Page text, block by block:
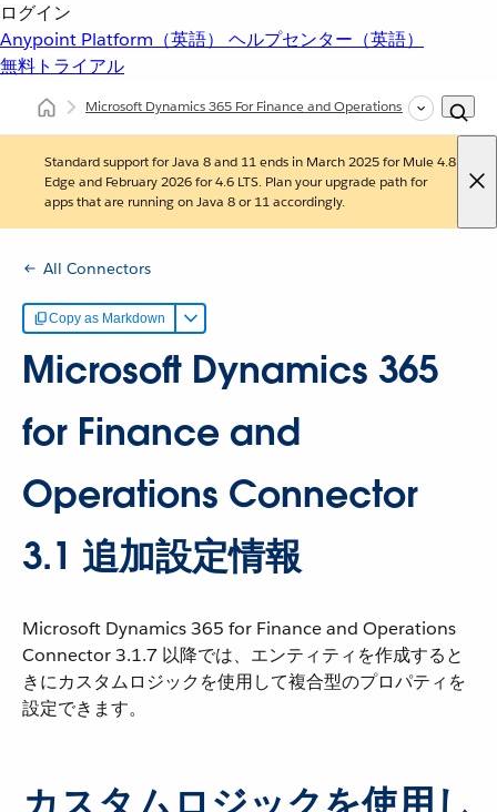
ログイン
Anypoint Platform（英語） ヘルプセンター（英語）
無料トライアル
Microsoft Dynamics 365 For Finance and Operations Connector
Standard support for Java 8 and 11 ends in March 2025 for Mule 4.8
Edge and February 2026 for 4.6 LTS. Plan your upgrade path for
apps that are running on Java 8 or 11 accordingly.
All Connectors
Copy as Markdown
Microsoft Dynamics 365
for Finance and
Operations Connector
3.1 追加設定情報
Microsoft Dynamics 365 for Finance and Operations
Connector 3.1.7 以降では、エンティティを作成すると
きにカスタムロジックを使用して複合型のプロパティを
設定できます。